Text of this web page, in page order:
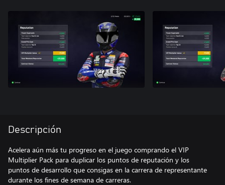
Descripción
Acelera aún más tu progreso en el juego comprando el VIP
Multiplier Pack para duplicar los puntos de reputación y los
puntos de desarrollo que consigas en la carrera de representante
durante los fines de semana de carreras.